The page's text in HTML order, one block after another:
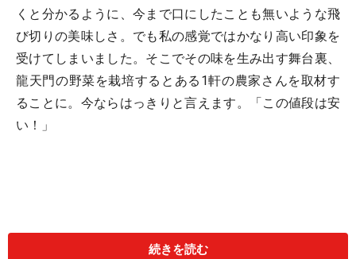
くと分かるように、今まで口にしたことも無いような飛
び切りの美味しさ。でも私の感覚ではかなり高い印象を
受けてしまいました。そこでその味を生み出す舞台裏、
龍天門の野菜を栽培するとある1軒の農家さんを取材す
ることに。今ならはっきりと言えます。「この値段は安
い！」
続きを読む